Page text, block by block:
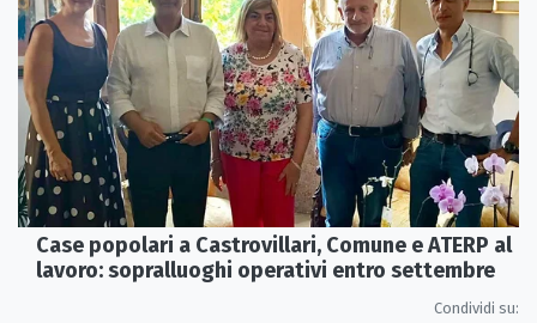
Case popolari a Castrovillari, Comune e ATERP al
lavoro: sopralluoghi operativi entro settembre
Condividi su: